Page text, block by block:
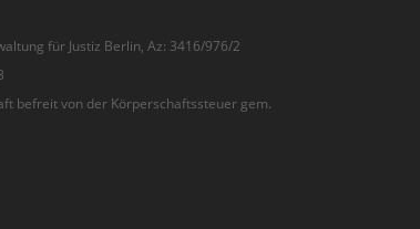
für Justiz Berlin, Az: 3416/976/2
befreit von der Körperschaftssteuer gem.